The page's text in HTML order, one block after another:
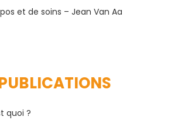
et de soins – Jean Van Aa
quoi ?